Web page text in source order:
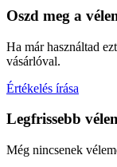
Oszd meg a
Ha már használtad
vásárlóval.
Értékelés írása
Legfrissebb
Még nincsenek